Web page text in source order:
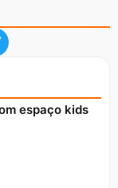
espaço kids